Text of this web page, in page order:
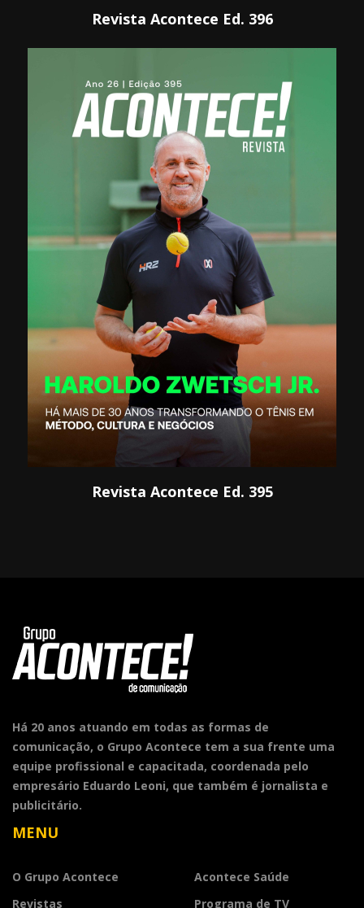
Revista Acontece Ed. 396
Revista Acontece Ed. 395
Há 20 anos atuando em todas as formas de
comunicação, o Grupo Acontece tem a sua frente uma
equipe profissional e capacitada, coordenada pelo
empresário Eduardo Leoni, que também é jornalista e
publicitário.
MENU
O Grupo Acontece
Revistas
Acontece Saúde
Programa de TV